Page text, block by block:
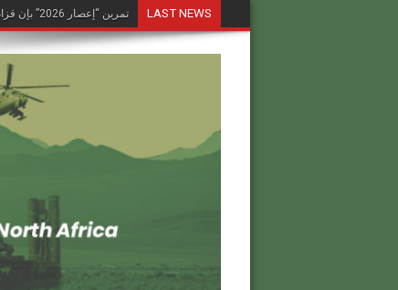
LAST NEWS تمرين “إعصار 2026” بإن قزام: طائرة كرونشتات أوريون مُصوَّرة في العملية